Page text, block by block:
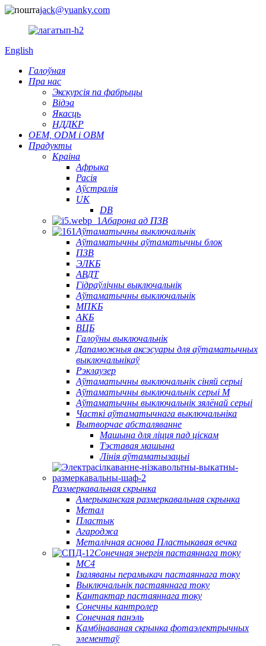
jack@yuanky.com
English
Галоўная
Пра нас
Экскурсія па фабрыцы
Відэа
Якасць
НДДКР
OEM, ODM і OBM
Прадукты
Краіна
Афрыка
Расія
Аўстралія
UK
DB
Абарона ад ПЗВ
Аўтаматычны выключальнік
Аўтаматычны аўтаматычны блок
ПЗВ
ЭЛКБ
АВДТ
Гідраўлічны выключальнік
Аўтаматычны выключальнік
МПКБ
АКБ
ВЦБ
Галоўны выключальнік
Дапаможныя аксэсуары для аўтаматычных
выключальнікаў
Рэклаузер
Аўтаматычны выключальнік сіняй серыі
Аўтаматычны выключальнік серыі M
Аўтаматычны выключальнік зялёнай серыі
Часткі аўтаматычнага выключальніка
Вытворчае абсталяванне
Машына для ліцця пад ціскам
Тэставая машына
Лінія аўтаматызацыі
Размеркавальная скрынка
Амерыканская размеркавальная скрынка
Метал
Пластык
Агароджа
Металічная аснова Пластыкавая вечка
Сонечная энергія пастаяннага току
МС4
Ізаляваны перамыкач пастаяннага току
Выключальнік пастаяннага току
Кантактар ​​пастаяннага току
Сонечны кантролер
Сонечная панэль
Камбінаваная скрынка фотаэлектрычных
элементаў